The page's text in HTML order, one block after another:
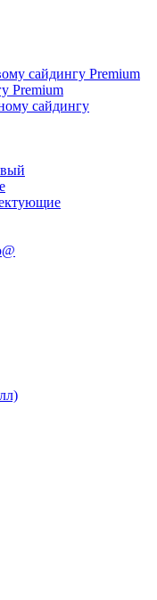
сайдингу Premium
Premium
сайдингу